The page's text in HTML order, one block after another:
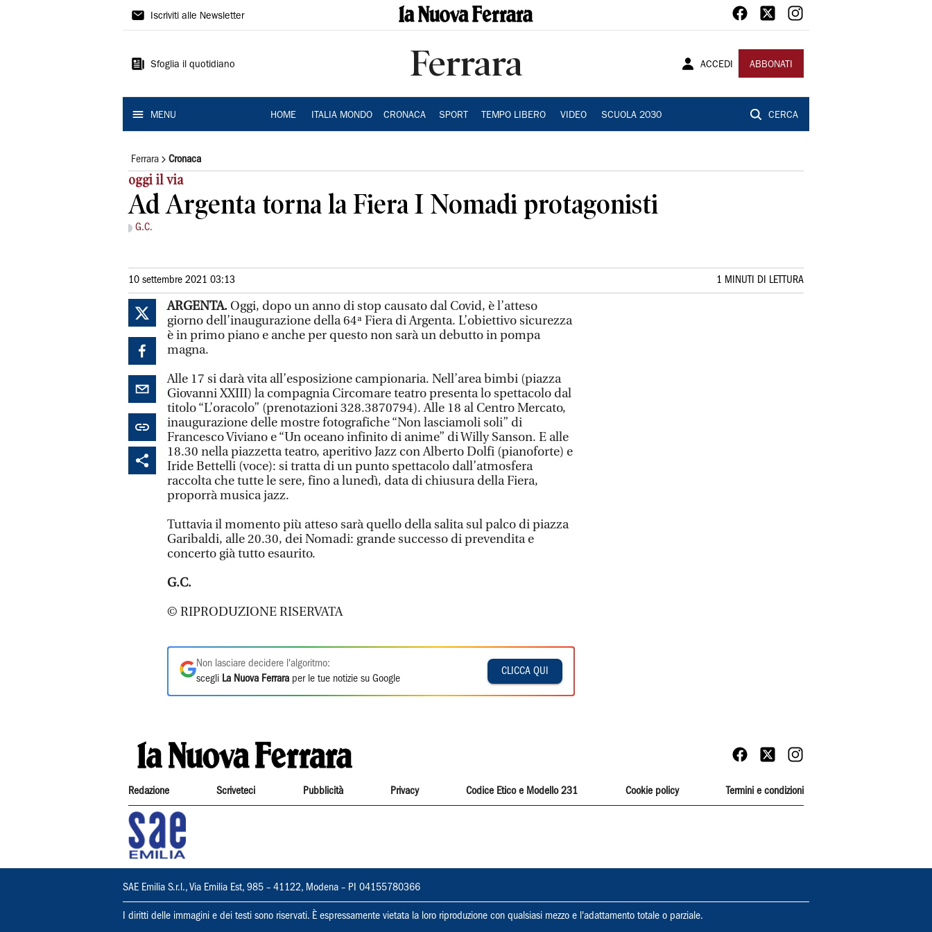
La
Ferrara
Iscriviti alle Newsletter
Sfoglia il quotidiano Ferrara ACCEDI ABBONATI
MENU HOME ITALIA MONDO CRONACA SPORT TEMPO LIBERO VIDEO SCUOLA 2030 CERCA
Ferrara Cronaca
oggi il via
Ad Argenta torna la Fiera I Nomadi protagonisti
G.C.
10 settembre 2021 03:13 1 MINUTI DI LETTURA
ARGENTA. Oggi, dopo un anno di stop causato dal Covid, è l’atteso
giorno dell’inaugurazione della 64ª Fiera di Argenta. L’obiettivo sicurezza
è in primo piano e anche per questo non sarà un debutto in pompa
magna.
Alle 17 si darà vita all’esposizione campionaria. Nell’area bimbi (piazza
Giovanni XXIII) la compagnia Circomare teatro presenta lo spettacolo dal
titolo “L’oracolo” (prenotazioni 328.3870794). Alle 18 al Centro Mercato,
inaugurazione delle mostre fotografiche “Non lasciamoli soli” di
Francesco Viviano e “Un oceano infinito di anime” di Willy Sanson. E alle
18.30 nella piazzetta teatro, aperitivo Jazz con Alberto Dolfi (pianoforte) e
Iride Bettelli (voce): si tratta di un punto spettacolo dall’atmosfera
raccolta che tutte le sere, fino a lunedì, data di chiusura della Fiera,
proporrà musica jazz.
Tuttavia il momento più atteso sarà quello della salita sul palco di piazza
Garibaldi, alle 20.30, dei Nomadi: grande successo di prevendita e
concerto già tutto esaurito.
G.C.
© RIPRODUZIONE RISERVATA
Non lasciare decidere l'algoritmo:
scegli La Nuova Ferrara per le tue notizie su Google
CLICCA QUI
Redazione Scriveteci Pubblicità Privacy Codice Etico e Modello 231 Cookie policy Termini e condizioni
SAE Emilia S.r.l., Via Emilia Est, 985 – 41122, Modena – PI 04155780366
I diritti delle immagini e dei testi sono riservati. È espressamente vietata la loro riproduzione con qualsiasi mezzo e l'adattamento totale o parziale.